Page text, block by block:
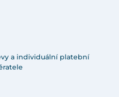
a individuální platební